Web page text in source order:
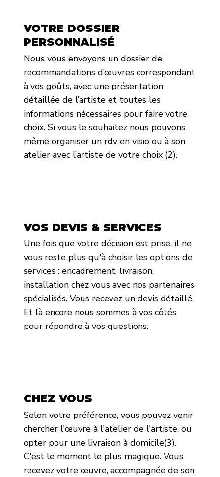
VOTRE DOSSIER
PERSONNALISÉ
Nous vous envoyons un dossier de
recommandations d’œuvres correspondant
à vos goûts, avec une présentation
détaillée de l’artiste et toutes les
informations nécessaires pour faire votre
choix. Si vous le souhaitez nous pouvons
même organiser un rdv en visio ou à son
atelier avec l’artiste de votre choix (2).
VOS DEVIS & SERVICES
Une fois que votre décision est prise, il ne
vous reste plus qu'à choisir les options de
services : encadrement, livraison,
installation chez vous avec nos partenaires
spécialisés. Vous recevez un devis détaillé.
Et là encore nous sommes à vos côtés
pour répondre à vos questions.
CHEZ VOUS
Selon votre préférence, vous pouvez venir
chercher l'œuvre à l'atelier de l'artiste, ou
opter pour une livraison à domicile(3).
C'est le moment le plus magique. Vous
recevez votre œuvre, accompagnée de son